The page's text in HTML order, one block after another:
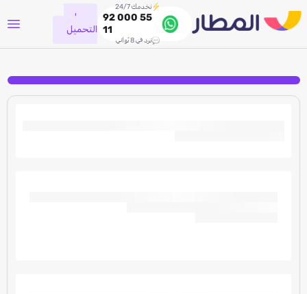
نخدمك 24/7
92 000 55
11
نرد في 8 ثواني
جاري
التحميل